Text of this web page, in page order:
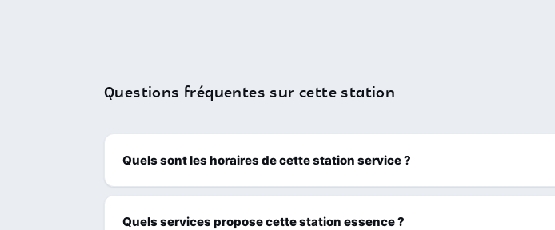
Questions fréquentes sur cette station
Quels sont les horaires de cette station service ?
Quels services propose cette station essence ?